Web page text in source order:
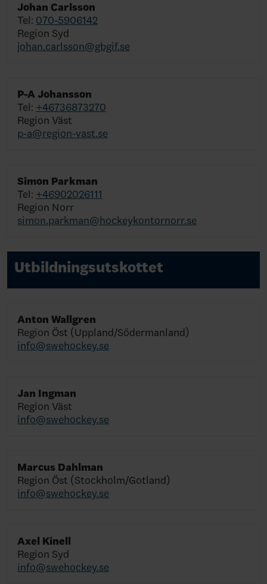
Johan Carlsson
Tel: 070-5906142
Region Syd
johan.carlsson@gbgif.se
P-A Johansson
Tel: +46736873270
Region Väst
p-a@region-vast.se
Simon Parkman
Tel: +46902026111
Region Norr
simon.parkman@hockeykontornorr.se
Utbildningsutskottet
Anton Wallgren
Region Öst (Uppland/Södermanland)
info@swehockey.se
Jan Ingman
Region Väst
info@swehockey.se
Marcus Dahlman
Region Öst (Stockholm/Gotland)
info@swehockey.se
Axel Kinell
Region Syd
info@swehockey.se